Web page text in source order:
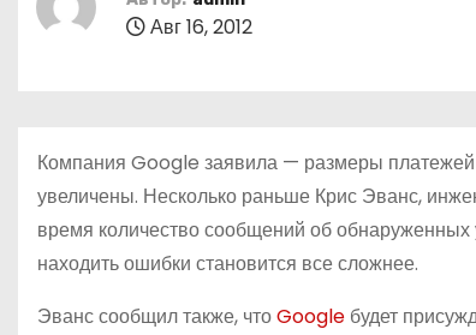
Авг 16, 2012
Компания Google заявила — размеры
увеличены. Несколько раньше Крис Эванс,
время количество сообщений об обнаруженных
находить ошибки становится все сложнее.
Эванс сообщил также, чтоGoogle будет